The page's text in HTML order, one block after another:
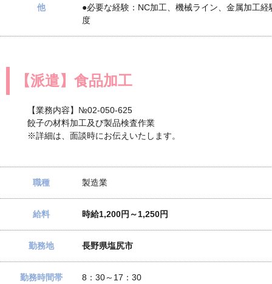
他
●必要な経験：NC加工、機械ライン、金属加工
度
【派遣】食品加工
【業務内容】№02-050-625
餃子の材料加工及び製品検査作業
※詳細は、面談時にお伝えいたします。
職種 製造業
給料 時給1,200円～1,250円
勤務地 長野県塩尻市
勤務時間帯 8：30～17：30